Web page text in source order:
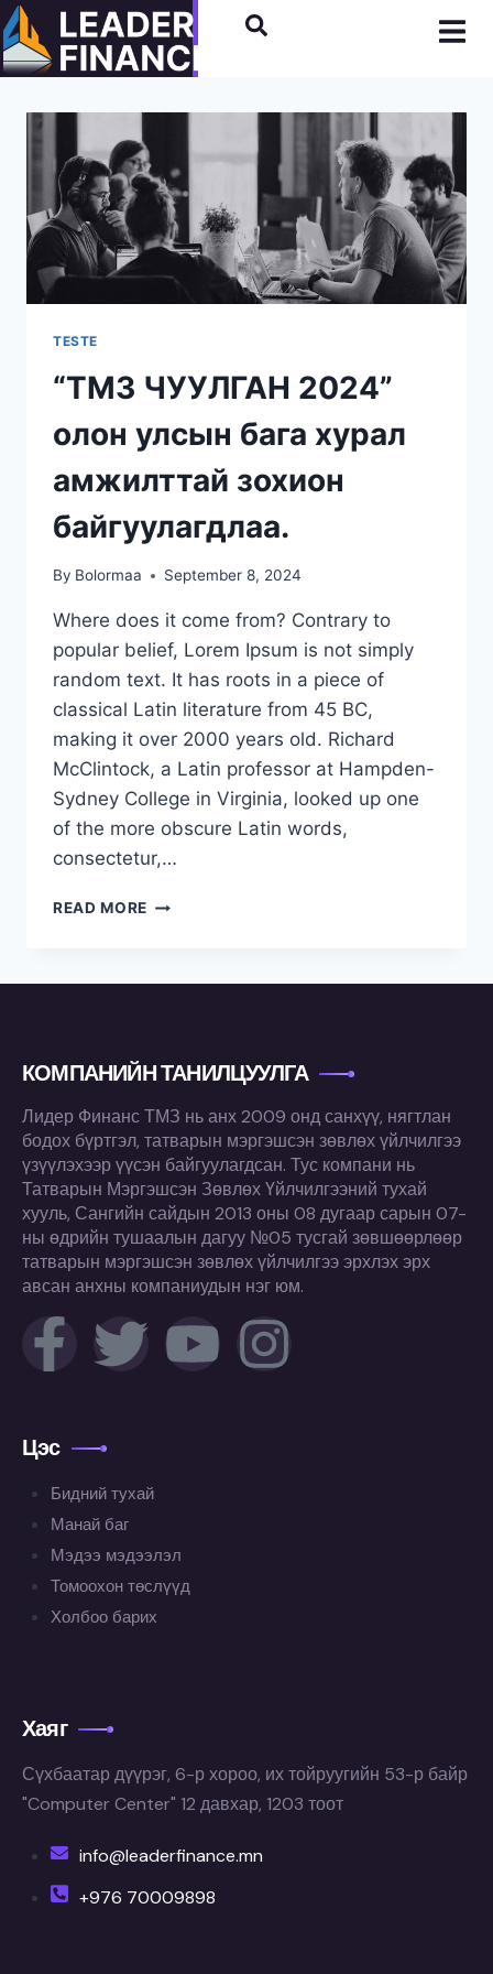
TESTE
“ТМЗ ЧУУЛГАН 2024”
олон улсын бага хурал
амжилттай зохион
байгуулагдлаа.
By Bolormaa September 8, 2024
Where does it come from? Contrary to
popular belief, Lorem Ipsum is not simply
random text. It has roots in a piece of
classical Latin literature from 45 BC,
making it over 2000 years old. Richard
McClintock, a Latin professor at Hampden-
Sydney College in Virginia, looked up one
of the more obscure Latin words,
consectetur,…
READ MORE
КОМПАНИЙН ТАНИЛЦУУЛГА
Лидер Финанс ТМЗ нь анх 2009 онд санхүү, нягтлан
бодох бүртгэл, татварын мэргэшсэн зөвлөх үйлчилгээ
үзүүлэхээр үүсэн байгуулагдсан. Тус компани нь
Татварын Мэргэшсэн Зөвлөх Үйлчилгээний тухай
хууль, Сангийн сайдын 2013 оны 08 дугаар сарын 07-
ны өдрийн тушаалын дагуу №05 тусгай зөвшөөрлөөр
татварын мэргэшсэн зөвлөх үйлчилгээ эрхлэх эрх
авсан анхны компаниудын нэг юм.
Цэс
Бидний тухай
Манай баг
Мэдээ мэдээлэл
Томоохон төслүүд
Холбоо барих
Хаяг
Сүхбаатар дүүрэг, 6-р хороо, их тойруугийн 53-р байр
"Computer Center" 12 давхар, 1203 тоот
info@leaderfinance.mn
+976 70009898